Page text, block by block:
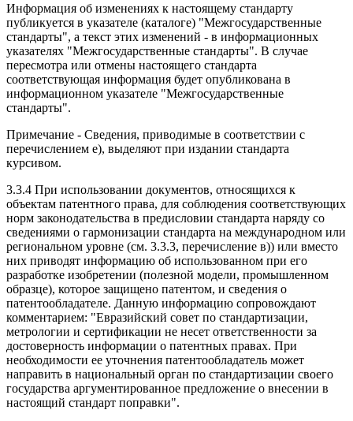
Информация об изменениях к настоящему стандарту
публикуется в указателе (каталоге) "Межгосударственные
стандарты", а текст этих изменений - в информационных
указателях "Межгосударственные стандарты". В случае
пересмотра или отмены настоящего стандарта
соответствующая информация будет опубликована в
информационном указателе "Межгосударственные
стандарты".
Примечание - Сведения, приводимые в соответствии с
перечислением е), выделяют при издании стандарта
курсивом.
3.3.4 При использовании документов, относящихся к
объектам патентного права, для соблюдения соответствующих
норм законодательства в предисловии стандарта наряду со
сведениями о гармонизации стандарта на международном или
региональном уровне (см. 3.3.3, перечисление в)) или вместо
них приводят информацию об использованном при его
разработке изобретении (полезной модели, промышленном
образце), которое защищено патентом, и сведения о
патентообладателе. Данную информацию сопровождают
комментарием: "Евразийский совет по стандартизации,
метрологии и сертификации не несет ответственности за
достоверность информации о патентных правах. При
необходимости ее уточнения патентообладатель может
направить в национальный орган по стандартизации своего
государства аргументированное предложение о внесении в
настоящий стандарт поправки".